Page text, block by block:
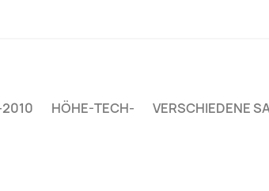
HÖHE-TECH- VERSCHIEDENE